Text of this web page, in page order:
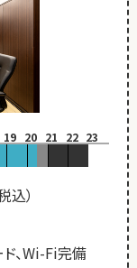
19 20 21 22 23
込）
、Wi-Fi完備